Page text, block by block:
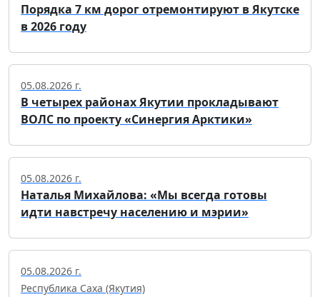
Порядка 7 км дорог отремонтируют в Якутске
в 2026 году
05.08.2026 г.
В четырех районах Якутии прокладывают
ВОЛС по проекту «Синергия Арктики»
05.08.2026 г.
Наталья Михайлова: «Мы всегда готовы
идти навстречу населению и мэрии»
05.08.2026 г.
Республика Саха (Якутия)